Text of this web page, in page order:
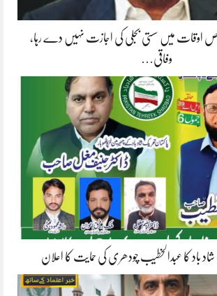
اوقات میں سستی بجلی کی اجازت نہیں دے رہا،
وفاقی…